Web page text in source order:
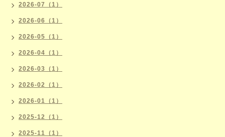
2026-07（1）
2026-06（1）
2026-05（1）
2026-04（1）
2026-03（1）
2026-02（1）
2026-01（1）
2025-12（1）
2025-11（1）